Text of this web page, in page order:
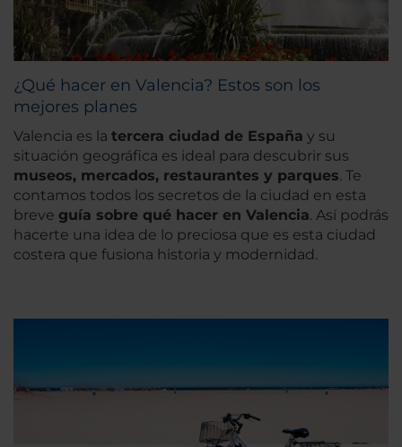
¿Qué hacer en Valencia? Estos son los
mejores planes
Valencia es la tercera ciudad de España y su
situación geográfica es ideal para descubrir sus
museos, mercados, restaurantes y parques. Te
contamos todos los secretos de la ciudad en esta
breve guía sobre qué hacer en Valencia. Así podrás
hacerte una idea de lo preciosa que es esta ciudad
costera que fusiona historia y modernidad.